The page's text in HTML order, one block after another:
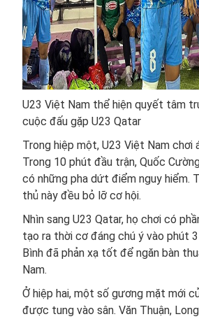
U23 Việt Nam thể hiện quyết tâm
cuộc đấu gặp U23 Qatar
Trong hiệp một, U23 Việt Nam chơi
Trong 10 phút đầu trận, Quốc
có những pha dứt điểm nguy hiểm.
thủ này đều bỏ lỡ cơ hội.
Nhìn sang U23 Qatar, họ chơi có
tạo ra thời cơ đáng chú ý vào phút
Bình đã phản xạ tốt để ngăn bàn
Nam.
Ở hiệp hai, một số gương mặt mới
được tung vào sân. Văn Thuận,